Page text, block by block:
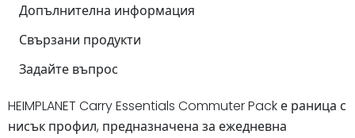
Допълнителна информация
Свързани продукти
Задайте въпрос
HEIMPLANET Carry Essentials Commuter Pack е раница с
нисък профил, предназначена за ежедневна